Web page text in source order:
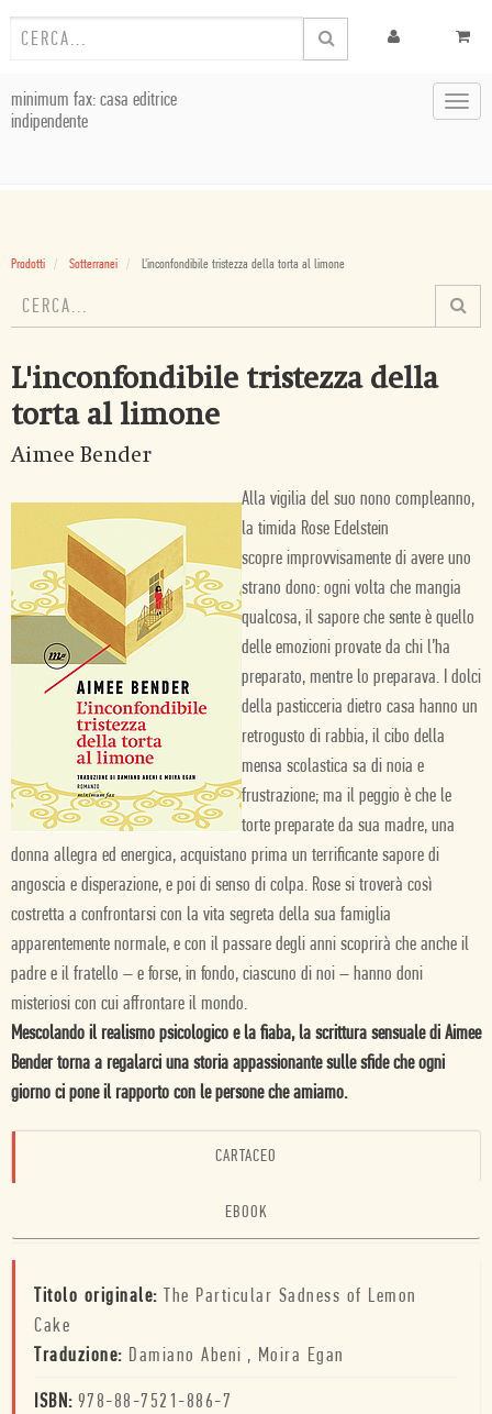
minimum fax: casa editrice
indipendente
Prodotti Sotterranei L'inconfondibile tristezza della torta al limone
L'inconfondibile tristezza della
torta al limone
Aimee Bender
Alla vigilia del suo nono compleanno,
la timida Rose Edelstein
scopre improvvisamente di avere uno
strano dono: ogni volta che mangia
qualcosa, il sapore che sente è quello
delle emozioni provate da chi l’ha
preparato, mentre lo preparava. I dolci
della pasticceria dietro casa hanno un
retrogusto di rabbia, il cibo della
mensa scolastica sa di noia e
frustrazione; ma il peggio è che le
torte preparate da sua madre, una
donna allegra ed energica, acquistano prima un terrificante sapore di
angoscia e disperazione, e poi di senso di colpa. Rose si troverà così
costretta a confrontarsi con la vita segreta della sua famiglia
apparentemente normale, e con il passare degli anni scoprirà che anche il
padre e il fratello – e forse, in fondo, ciascuno di noi – hanno doni
misteriosi con cui affrontare il mondo.
Mescolando il realismo psicologico e la fiaba, la scrittura sensuale di Aimee
Bender torna a regalarci una storia appassionante sulle sfide che ogni
giorno ci pone il rapporto con le persone che amiamo.
CARTACEO
EBOOK
Titolo originale: The Particular Sadness of Lemon
Cake
Traduzione: Damiano Abeni , Moira Egan
ISBN: 978-88-7521-886-7